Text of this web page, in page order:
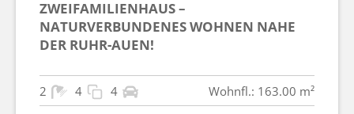
ZWEIFAMILIENHAUS –
NATURVERBUNDENES WOHNEN NAHE
DER RUHR-AUEN!
2 4 4 Wohnfl.: 163.00 m²